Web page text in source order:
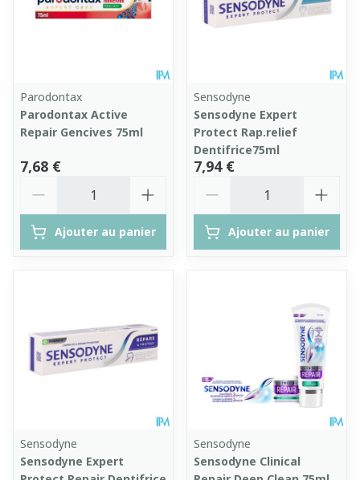
Parodontax
Parodontax Active
Repair Gencives 75ml
7,68 €
Ajouter au panier
Sensodyne
Sensodyne Expert
Protect Rap.relief
Dentifrice75ml
7,94 €
Ajouter au panier
Sensodyne
Sensodyne Expert
Sensodyne
Sensodyne Clinical